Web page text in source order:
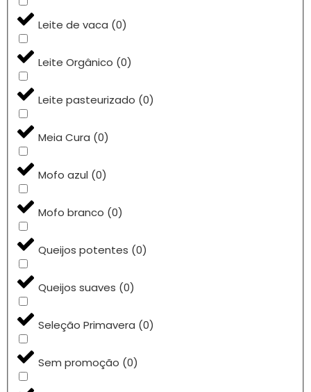
Leite de vaca (0)
Leite Orgânico (0)
Leite pasteurizado (0)
Meia Cura (0)
Mofo azul (0)
Mofo branco (0)
Queijos potentes (0)
Queijos suaves (0)
Seleção Primavera (0)
Sem promoção (0)